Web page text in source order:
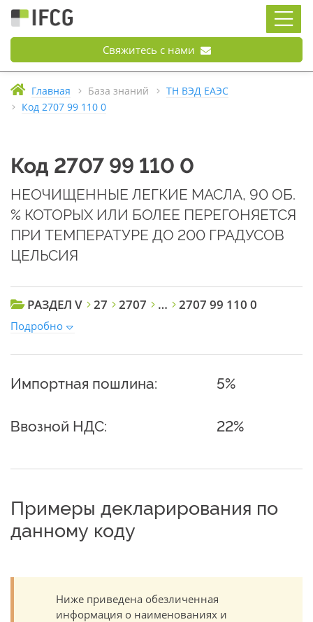
Свяжитесь с нами
Главная База знаний
ТН ВЭД ЕАЭС
Код 2707 99 110 0
Код 2707 99 110 0
НЕОЧИЩЕННЫЕ ЛЕГКИЕ МАСЛА, 90 ОБ.
% КОТОРЫХ ИЛИ БОЛЕЕ ПЕРЕГОНЯЕТСЯ
ПРИ ТЕМПЕРАТУРЕ ДО 200 ГРАДУСОВ
ЦЕЛЬСИЯ
РАЗДЕЛ V 27 2707 … 2707 99 110 0
Подробно
Импортная пошлина: 5%
Ввозной НДС: 22%
Примеры декларирования по
данному коду
Ниже приведена обезличенная
информация о наименованиях и